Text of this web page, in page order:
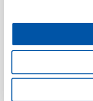
Norwesco
kapslad 2-v IP44 utv